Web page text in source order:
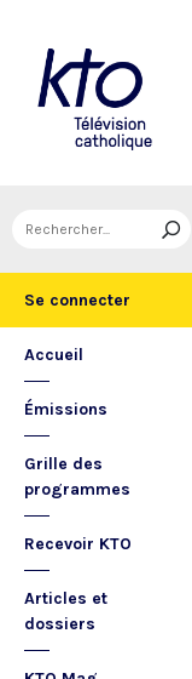
Se connecter
Accueil
Émissions
Grille des
programmes
Recevoir KTO
Articles et
dossiers